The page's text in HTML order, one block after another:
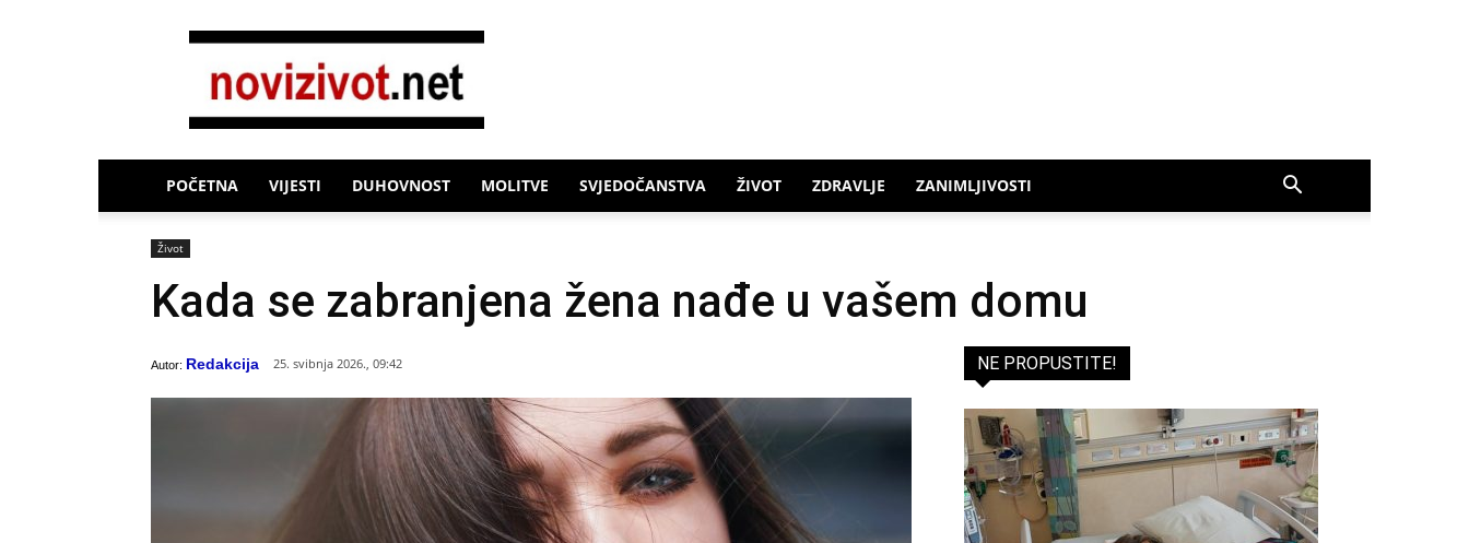
Novi
POČETNA VIJESTI DUHOVNOST MOLITVE SVJEDOČANSTVA ŽIVOT ZDRAVLJE ZANIMLJIVOSTI
Život
Kada se zabranjena žena nađe u vašem domu
Autor: Redakcija 25. svibnja 2026., 09:42 NE PROPUSTITE!